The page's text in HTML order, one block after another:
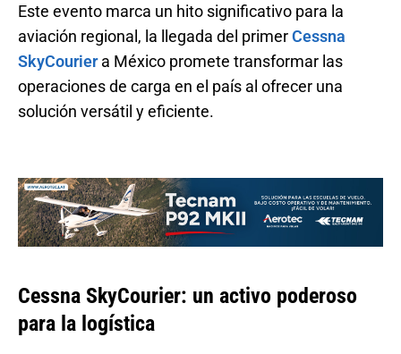
Este evento marca un hito significativo para la
aviación regional, la llegada del primerCessna
SkyCouriera México promete transformar las
operaciones de carga en el país al ofrecer una
solución versátil y eficiente.
Cessna SkyCourier: un activo poderoso
para la logística